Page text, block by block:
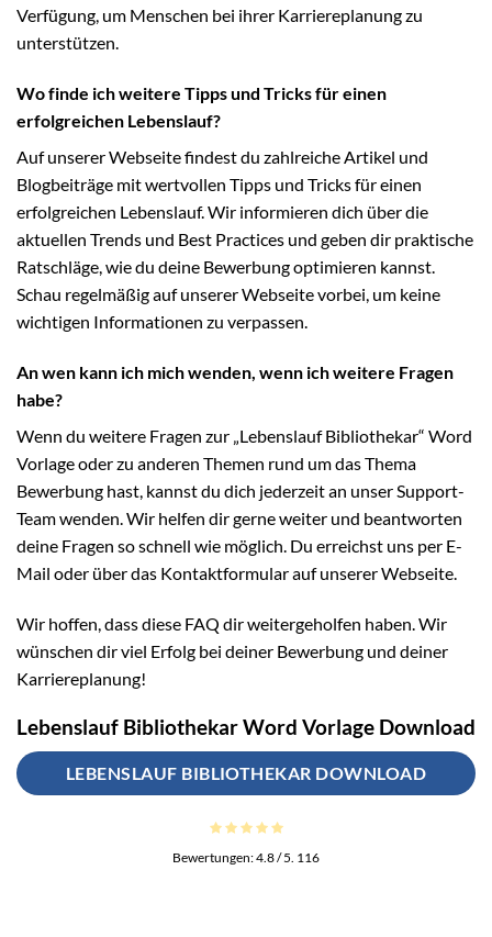
Verfügung, um Menschen bei ihrer Karriereplanung zu
unterstützen.
Wo finde ich weitere Tipps und Tricks für einen
erfolgreichen Lebenslauf?
Auf unserer Webseite findest du zahlreiche Artikel und
Blogbeiträge mit wertvollen Tipps und Tricks für einen
erfolgreichen Lebenslauf. Wir informieren dich über die
aktuellen Trends und Best Practices und geben dir praktische
Ratschläge, wie du deine Bewerbung optimieren kannst.
Schau regelmäßig auf unserer Webseite vorbei, um keine
wichtigen Informationen zu verpassen.
An wen kann ich mich wenden, wenn ich weitere Fragen
habe?
Wenn du weitere Fragen zur „Lebenslauf Bibliothekar“ Word
Vorlage oder zu anderen Themen rund um das Thema
Bewerbung hast, kannst du dich jederzeit an unser Support-
Team wenden. Wir helfen dir gerne weiter und beantworten
deine Fragen so schnell wie möglich. Du erreichst uns per E-
Mail oder über das Kontaktformular auf unserer Webseite.
Wir hoffen, dass diese FAQ dir weitergeholfen haben. Wir
wünschen dir viel Erfolg bei deiner Bewerbung und deiner
Karriereplanung!
Lebenslauf Bibliothekar Word Vorlage Download
LEBENSLAUF BIBLIOTHEKAR DOWNLOAD
Bewertungen:4.8/ 5. 116